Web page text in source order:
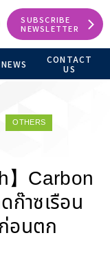
SUBSCRIBE
NEWSLETTER
NEWS
CONTACT
US
OTHERS
】Carbon
ก๊าซเรือน
ก่อนตก